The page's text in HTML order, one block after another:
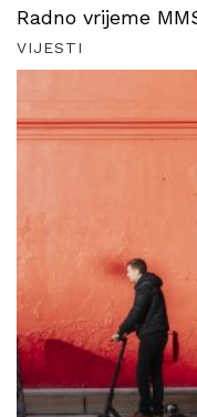
Radno vrijeme
VIJESTI